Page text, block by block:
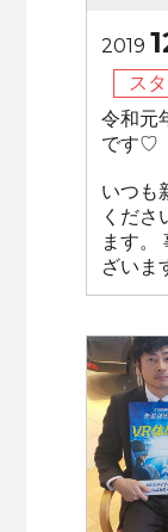
2019
ス
令和元
です♡
いつも
くださ
ます。
ざいま